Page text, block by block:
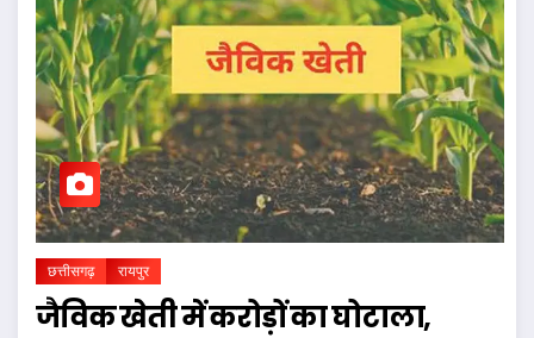
छत्तीसगढ़ रायपुर
जैविक खेती में करोड़ों का घोटाला,